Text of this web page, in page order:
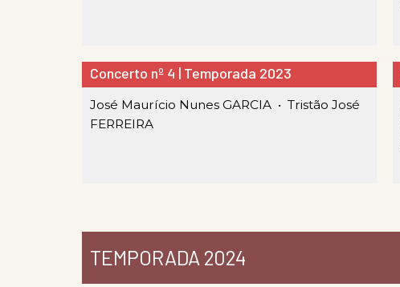
Concerto nº 4 | Temporada 2023
José Maurício Nunes GARCIA • Tristão José
FERREIRA
TEMPORADA 2024